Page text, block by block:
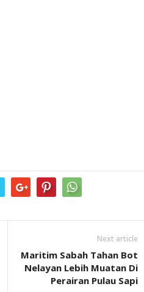
Next article
Maritim Sabah Tahan Bot
Nelayan Lebih Muatan Di
Perairan Pulau Sapi